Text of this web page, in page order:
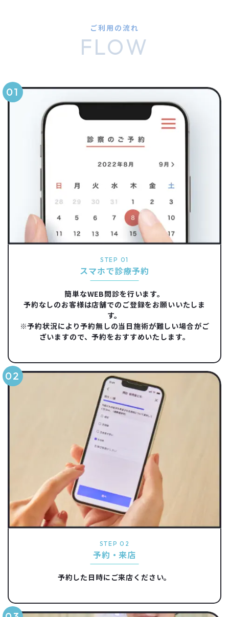
ご利用の流れ
FLOW
STEP 01
スマホで診療予約
簡単なWEB問診を行います。
予約なしのお客様は店舗でのご登録をお願いいたしま
す。
※予約状況により予約無しの当日施術が難しい場合がご
ざいますので、予約をおすすめいたします。
STEP 02
予約・来店
予約した日時にご来店ください。